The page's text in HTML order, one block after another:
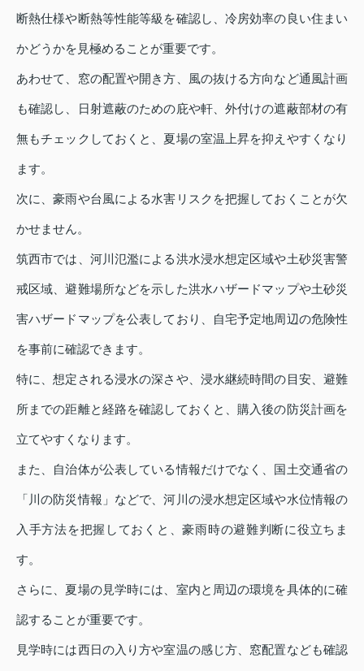
断熱仕様や断熱等性能等級を確認し、冷房効率の良い住まい
かどうかを見極めることが重要です。
あわせて、窓の配置や開き方、風の抜ける方向など通風計画
も確認し、日射遮蔽のための庇や軒、外付けの遮蔽部材の有
無もチェックしておくと、夏場の室温上昇を抑えやすくなり
ます。
次に、豪雨や台風による水害リスクを把握しておくことが欠
かせません。
筑西市では、河川氾濫による洪水浸水想定区域や土砂災害警
戒区域、避難場所などを示した洪水ハザードマップや土砂災
害ハザードマップを公表しており、自宅予定地周辺の危険性
を事前に確認できます。
特に、想定される浸水の深さや、浸水継続時間の目安、避難
所までの距離と経路を確認しておくと、購入後の防災計画を
立てやすくなります。
また、自治体が公表している情報だけでなく、国土交通省の
「川の防災情報」などで、河川の浸水想定区域や水位情報の
入手方法を把握しておくと、豪雨時の避難判断に役立ちま
す。
さらに、夏場の見学時には、室内と周辺の環境を具体的に確
認することが重要です。
見学時には西日の入り方や室温の感じ方、窓配置なども確認